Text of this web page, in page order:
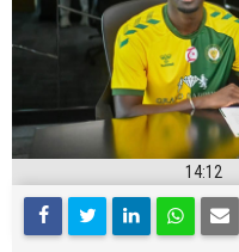
14:12